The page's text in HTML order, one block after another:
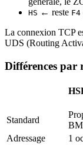
HS ← reste F4
La connexion TCP
UDS (Routing
Différences
Standard
Adressage
1